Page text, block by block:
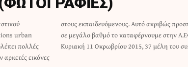
urban
πολλές
εικόνες
και
Την
Κυριακή 11 Οκρωβρίου 2015, 37 μέλη του